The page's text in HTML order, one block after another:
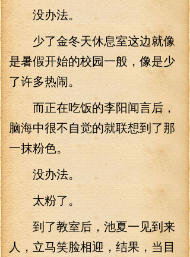
没办法。
少了金冬天休息室这边就像
是暑假开始的校园一般，像是少
了许多热闹。
而正在吃饭的李阳闻言后，
脑海中很不自觉的就联想到了那
一抹粉色。
没办法。
太粉了。
到了教室后，池夏一见到来
人，立马笑脸相迎，结果，当目